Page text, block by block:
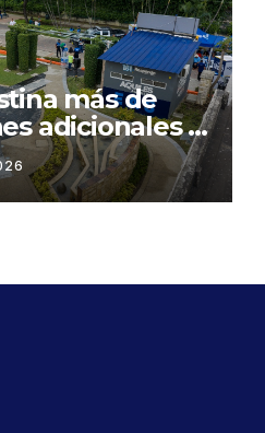
más de
adicionales a
fortalecer la